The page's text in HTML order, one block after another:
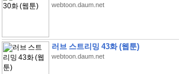
webtoon.daum.net
러브 스트리밍 43화 (웹툰)
webtoon.daum.net